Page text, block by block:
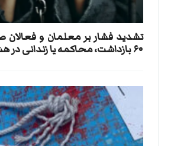
تشدید فشار بر معلمان و
۶۰ بازداشت، محاکمه یا زندانی در هشت ماه